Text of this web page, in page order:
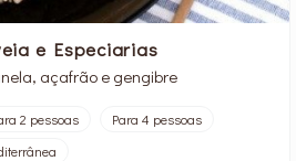
e Especiarias
açafrão e gengibre
2 pessoas
Para 4 pessoas